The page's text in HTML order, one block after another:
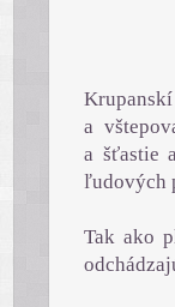
a
a šťastie
ľudových
Tak ako